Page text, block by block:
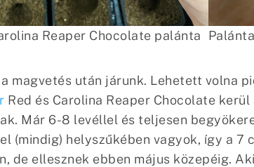
Reaper Chocolate palánta
magvetés után járunk. Lehetett volna
Red és Carolina Reaper Chocolate
Már 6-8 levéllel és teljesen
(mindig) helyszűkében vagyok, így a 7
de ellesznek ebben május közepéig.